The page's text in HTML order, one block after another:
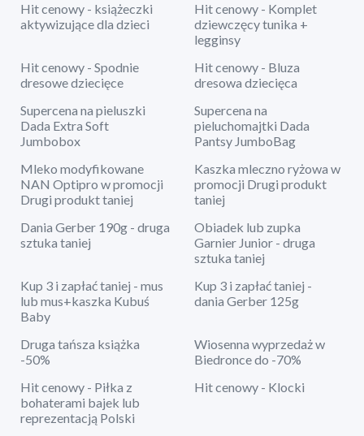
Hit cenowy - książeczki
aktywizujące dla dzieci
Hit cenowy - Komplet
dziewczęcy tunika +
legginsy
Hit cenowy - Spodnie
dresowe dziecięce
Hit cenowy - Bluza
dresowa dziecięca
Supercena na pieluszki
Dada Extra Soft
Jumbobox
Supercena na
pieluchomajtki Dada
Pantsy JumboBag
Mleko modyfikowane
NAN Optipro w promocji
Drugi produkt taniej
Kaszka mleczno ryżowa w
promocji Drugi produkt
taniej
Dania Gerber 190g - druga
sztuka taniej
Obiadek lub zupka
Garnier Junior - druga
sztuka taniej
Kup 3 i zapłać taniej - mus
lub mus+kaszka Kubuś
Baby
Kup 3 i zapłać taniej -
dania Gerber 125g
Druga tańsza książka
-50%
Wiosenna wyprzedaż w
Biedronce do -70%
Hit cenowy - Piłka z
bohaterami bajek lub
reprezentacją Polski
Hit cenowy - Klocki